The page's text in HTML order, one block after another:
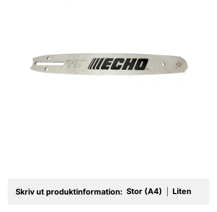
Skriv ut produktinformation: Stor (A4) Liten